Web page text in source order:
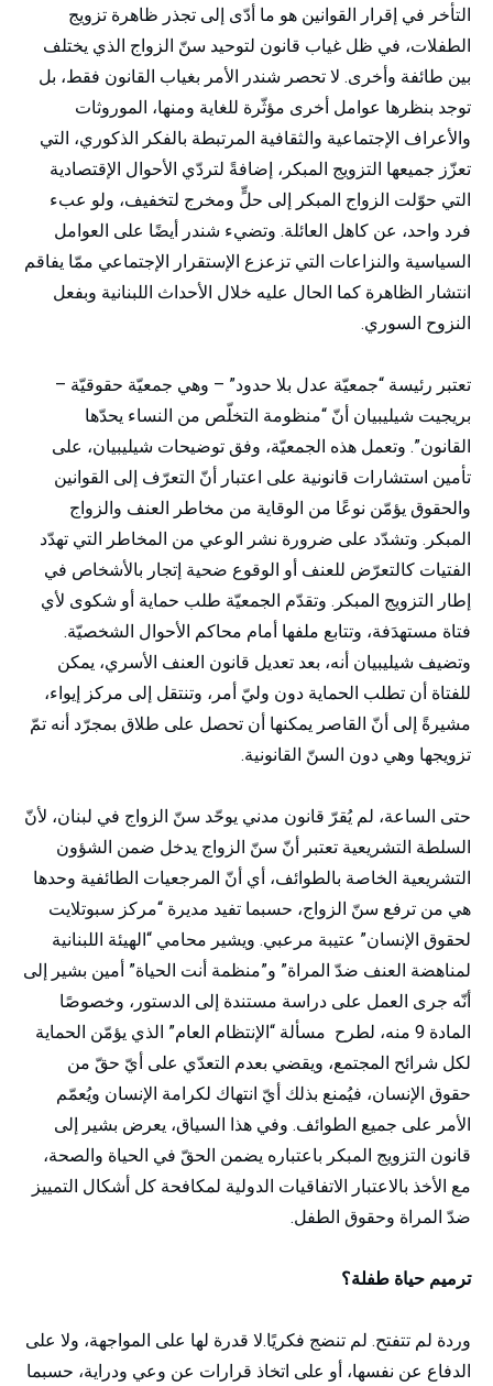
التأخر في إقرار القوانين هو ما أدّى إلى تجذر ظاهرة تزويج
الطفلات، في ظل غياب قانون لتوحيد سنّ الزواج الذي يختلف
بين طائفة وأخرى. لا تحصر شندر الأمر بغياب القانون فقط، بل
توجد بنظرها عوامل أخرى مؤثّرة للغاية ومنها، الموروثات
والأعراف الإجتماعية والثقافية المرتبطة بالفكر الذكوري، التي
تعزّز جميعها التزويج المبكر، إضافةً لتردّي الأحوال الإقتصادية
التي حوّلت الزواج المبكر إلى حلٍّ ومخرج لتخفيف، ولو عبء
فرد واحد، عن كاهل العائلة. وتضيء شندر أيضًا على العوامل
السياسية والنزاعات التي تزعزع الإستقرار الإجتماعي ممّا يفاقم
انتشار الظاهرة كما الحال عليه خلال الأحداث اللبنانية وبفعل
النزوح السوري.
تعتبر رئيسة “جمعيّة عدل بلا حدود” – وهي جمعيّة حقوقيّة –
بريجيت شيليبيان أنّ “منظومة التخلّص من النساء يحدّها
القانون”. وتعمل هذه الجمعيّة، وفق توضيحات شيليبيان، على
تأمين استشارات قانونية على اعتبار أنّ التعرّف إلى القوانين
والحقوق يؤمّن نوعًا من الوقاية من مخاطر العنف والزواج
المبكر. وتشدّد على ضرورة نشر الوعي من المخاطر التي تهدّد
الفتيات كالتعرّض للعنف أو الوقوع ضحية إتجار بالأشخاص في
إطار التزويج المبكر. وتقدّم الجمعيّة طلب حماية أو شكوى لأي
فتاة مستهدَفة، وتتابع ملفها أمام محاكم الأحوال الشخصيّة.
وتضيف شيليبيان أنه، بعد تعديل قانون العنف الأسري، يمكن
للفتاة أن تطلب الحماية دون وليّ أمر، وتنتقل إلى مركز إيواء،
مشيرةً إلى أنّ القاصر يمكنها أن تحصل على طلاق بمجرّد أنه تمّ
تزويجها وهي دون السنّ القانونية.
حتى الساعة، لم يُقرّ قانون مدني يوحّد سنّ الزواج في لبنان، لأنّ
السلطة التشريعية تعتبر أنّ سنّ الزواج يدخل ضمن الشؤون
التشريعية الخاصة بالطوائف، أي أنّ المرجعيات الطائفية وحدها
هي من ترفع سنّ الزواج، حسبما تفيد مديرة “مركز سبوتلايت
لحقوق الإنسان” عتيبة مرعبي. ويشير محامي “الهيئة اللبنانية
لمناهضة العنف ضدّ المراة” و”منظمة أنت الحياة” أمين بشير إلى
أنّه جرى العمل على دراسة مستندة إلى الدستور، وخصوصًا
المادة 9 منه، لطرح مسألة “الإنتظام العام” الذي يؤمّن الحماية
لكل شرائح المجتمع، ويقضي بعدم التعدّي على أيّ حقّ من
حقوق الإنسان، فيُمنع بذلك أيّ انتهاك لكرامة الإنسان ويُعمّم
الأمر على جميع الطوائف. وفي هذا السياق، يعرض بشير إلى
قانون التزويج المبكر باعتباره يضمن الحقّ في الحياة والصحة،
مع الأخذ بالاعتبار الاتفاقيات الدولية لمكافحة كل أشكال التمييز
ضدّ المراة وحقوق الطفل.
ترميم حياة طفلة؟
وردة لم تتفتح. لم تنضج فكريًا.لا قدرة لها على المواجهة، ولا على
الدفاع عن نفسها، أو على اتخاذ قرارات عن وعي ودراية، حسبما